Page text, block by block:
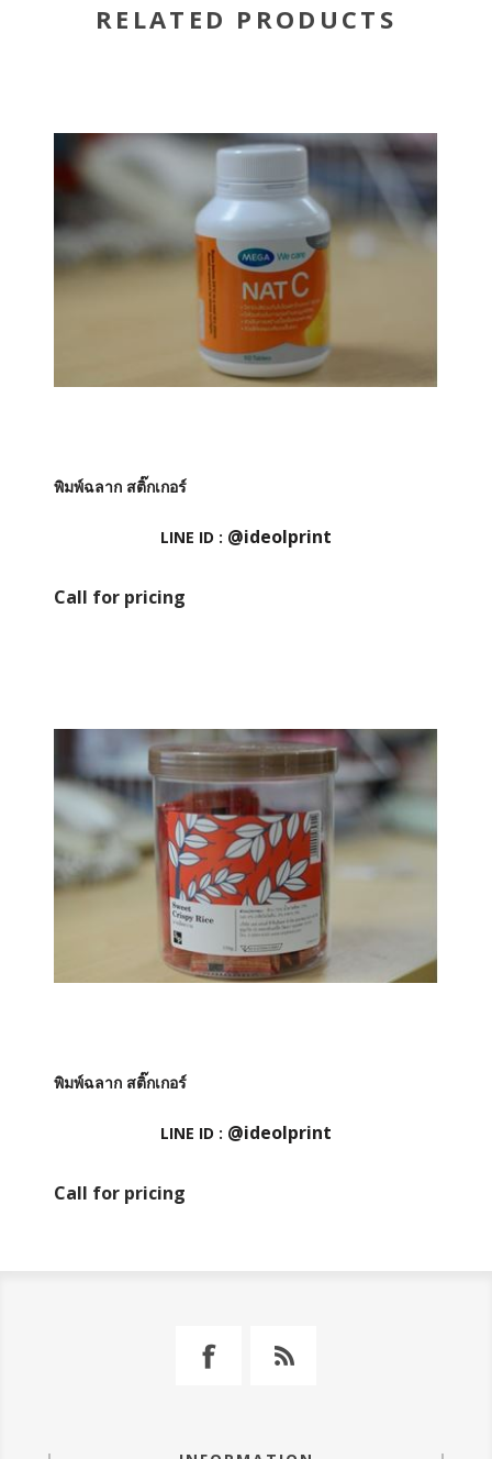
RELATED PRODUCTS
พิมพ์ฉลาก สติ๊กเกอร์
LINE ID : @ideolprint
Call for pricing
พิมพ์ฉลาก สติ๊กเกอร์
LINE ID : @ideolprint
Call for pricing